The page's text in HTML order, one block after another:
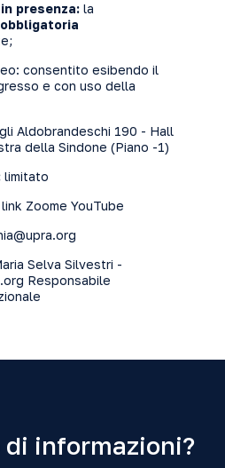
presenza: la
obbligatoria
;
consentito esibendo il
e con uso della
Aldobrandeschi 190 - Hall
della Sindone (Piano -1)
limitato
link Zoome YouTube
Selva Silvestri -
Responsabile
di informazioni?